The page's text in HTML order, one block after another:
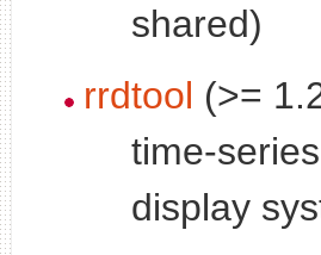
shared)
rrdtool (>=
time-
display